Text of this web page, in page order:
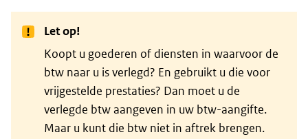
Let op!
Koopt u goederen of diensten in waarvoor de
btw naar u is verlegd? En gebruikt u die voor
vrijgestelde prestaties? Dan moet u de
verlegde btw aangeven in uw btw-aangifte.
Maar u kunt die btw niet in aftrek brengen.